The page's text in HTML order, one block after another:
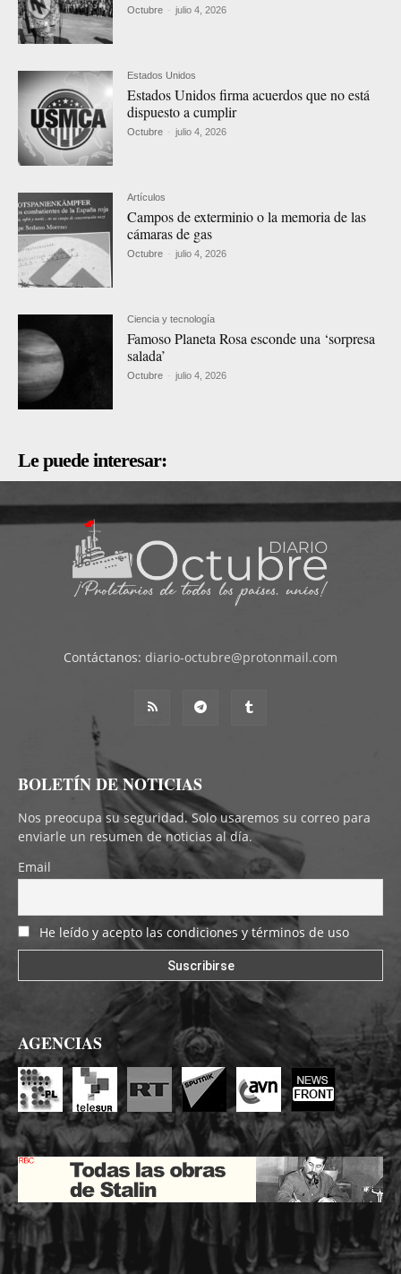
Octubre - julio 4, 2026
Estados Unidos
Estados Unidos firma acuerdos que no está
dispuesto a cumplir
Octubre - julio 4, 2026
Artículos
Campos de exterminio o la memoria de las
cámaras de gas
Octubre - julio 4, 2026
Ciencia y tecnología
Famoso Planeta Rosa esconde una ‘sorpresa
salada’
Octubre - julio 4, 2026
Le puede interesar:
Contáctanos: diario-octubre@protonmail.com
BOLETÍN DE NOTICIAS
Nos preocupa su seguridad. Solo usaremos su correo para
enviarle un resumen de noticias al día.
Email
He leído y acepto las condiciones y términos de uso
AGENCIAS